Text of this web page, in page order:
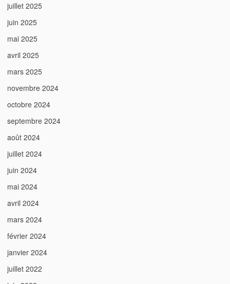
juillet 2025
juin 2025
mai 2025
avril 2025
mars 2025
novembre 2024
octobre 2024
septembre 2024
août 2024
juillet 2024
juin 2024
mai 2024
avril 2024
mars 2024
février 2024
janvier 2024
juillet 2022